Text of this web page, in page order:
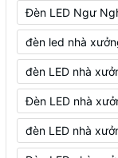
Đèn LED Ngư
đèn led nhà
đèn LED nhà
Đèn LED nhà
đèn LED nhà